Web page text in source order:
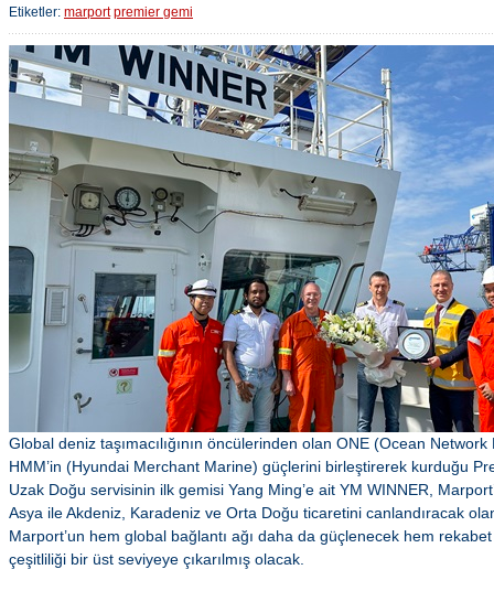
Etiketler: marport premier gemi
Global deniz taşımacılığının öncülerinden olan ONE (Ocean
HMM’in (Hyundai Merchant Marine) güçlerini birleştirerek kurduğu
Uzak Doğu servisinin ilk gemisi Yang Ming’e ait YM WINNER,
Asya ile Akdeniz, Karadeniz ve Orta Doğu ticaretini canlandıracak
Marport’un hem global bağlantı ağı daha da güçlenecek hem
çeşitliliği bir üst seviyeye çıkarılmış olacak.